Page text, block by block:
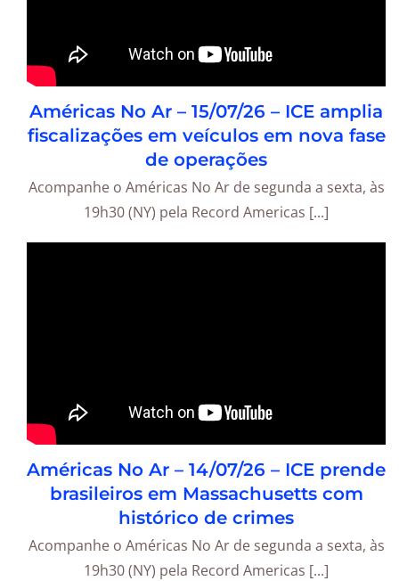
Américas No Ar – 15/07/26 – ICE amplia
fiscalizações em veículos em nova fase
de operações
Acompanhe o Américas No Ar de segunda a sexta, às
19h30 (NY) pela Record Americas [...]
Américas No Ar – 14/07/26 – ICE prende
brasileiros em Massachusetts com
histórico de crimes
Acompanhe o Américas No Ar de segunda a sexta, às
19h30 (NY) pela Record Americas [...]